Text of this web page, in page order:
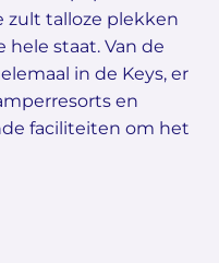
zult talloze plekken
staat. Van de
in de Keys, er
en
faciliteiten om het